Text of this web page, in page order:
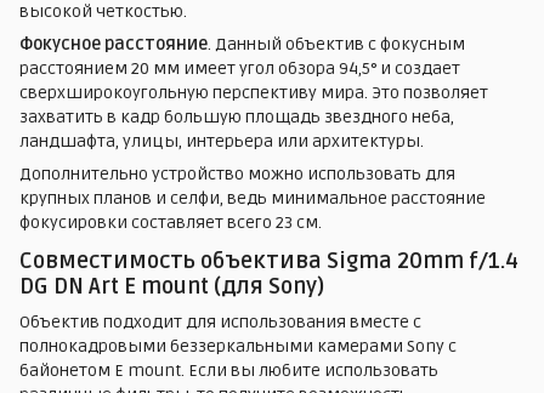
высокой четкостью.
Фокусное расстояние. Данный объектив с фокусным
расстоянием 20 мм имеет угол обзора 94,5° и создает
сверхширокоугольную перспективу мира. Это позволяет
захватить в кадр большую площадь звездного неба,
ландшафта, улицы, интерьера или архитектуры.
Дополнительно устройство можно использовать для
крупных планов и селфи, ведь минимальное расстояние
фокусировки составляет всего 23 см.
Совместимость объектива Sigma 20mm f/1.4
DG DN Art E mount (для Sony)
Объектив подходит для использования вместе с
полнокадровыми беззеркальными камерами Sony с
байонетом E mount. Если вы любите использовать